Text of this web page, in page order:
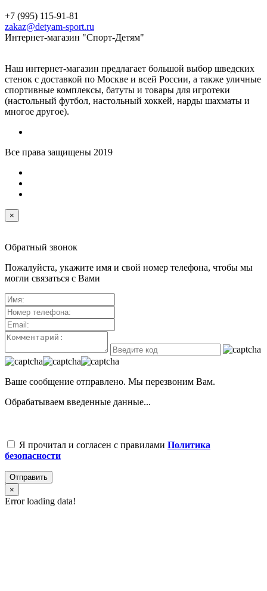
+7 (995) 115-91-81
zakaz@detyam-sport.ru
Интернет-магазин "Спорт-Детям"
Наш интернет-магазин предлагает большой выбор шведских
стенок с доставкой по Москве и всей России, а также уличные
спортивные комплексы, батуты и товары для игротеки
(настольный футбол, настольный хоккей, нарды шахматы и
многое другое).
Все права защищены 2019
×
Обратный звонок
Пожалуйста, укажите имя и свой номер телефона, чтобы мы
могли связаться с Вами
Ваше сообщение отправлено. Мы перезвоним Вам.
Обрабатываем введенные данные...
Я прочитал и согласен с правилами Политика
безопасности
Отправить
×
Error loading data!